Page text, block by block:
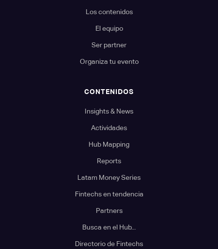
Los contenidos
El equipo
Ser partner
Organiza tu evento
CONTENIDOS
Insights & News
Actividades
Hub Mapping
Reports
Latam Money Series
Fintechs en tendencia
Partners
Busca en el Hub...
Directorio de Fintechs